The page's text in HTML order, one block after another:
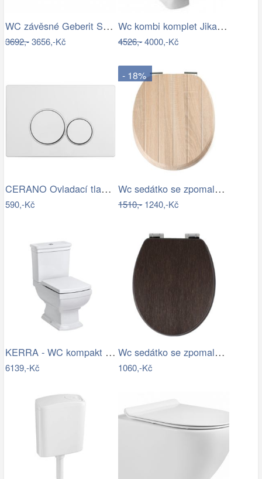
WC závěsné Geberit Selnova zadní odpad…
3692,-3656,-Kč
Wc kombi komplet Jika Deep spodní odpad…
4526,-4000,-Kč
CERANO Ovladací tlačítko WC modulů Lite…
590,-Kč
- 18%
Wc sedátko se zpomalovacím mechanismem…
1510,-1240,-Kč
KERRA - WC kompakt Kleopatra 11 (s…
6139,-Kč
Wc sedátko se zpomalovacím mechanismem…
1060,-Kč